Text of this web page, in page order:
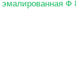
эмалированная Ф